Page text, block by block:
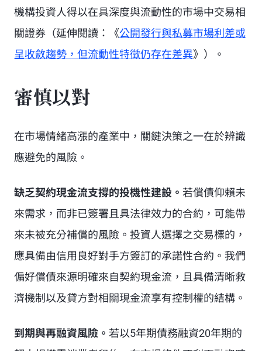
機構投資人得以在具深度與流動性的市場中交易相
關證券（延伸閱讀：《公開發行與私募市場利差或
呈收斂趨勢，但流動性特徵仍存在差異》）。
審慎以對
在市場情緒高漲的產業中，關鍵決策之一在於辨識
應避免的風險。
缺乏契約現金流支撐的投機性建設。 若償債仰賴未
來需求，而非已簽署且具法律效力的合約，可能帶
來未被充分補償的風險。投資人選擇之交易標的，
應具備由信用良好對手方簽訂的承諾性合約。我們
偏好償債來源明確來自契約現金流，且具備清晰救
濟機制以及貸方對相關現金流享有控制權的結構。
到期與再融資風險。 若以5年期債務融資20年期的